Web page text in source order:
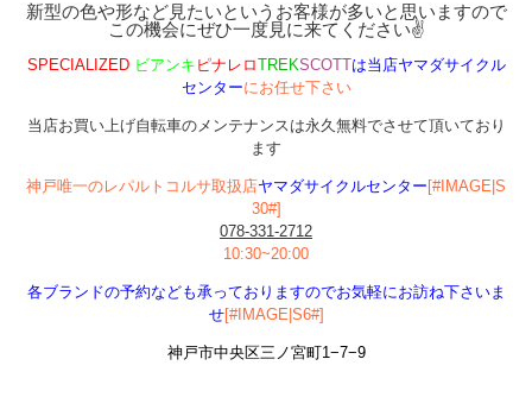
新型の色や形など見たいというお客様が多いと思いますので
この機会にぜひ一度見に来てください✌️
SPECIALIZEDビアンキ ピナレロTREKSCOTTは当店ヤマダサイクル
センターにお任せ下さい
当店お買い上げ自転車のメンテナンスは永久無料でさせて頂いており
ます
神戸唯一のレパルトコルサ取扱店ヤマダサイクルセンター [#IMAGE|S
30#]
078-331-2712
10:30~20:00
各ブランドの予約なども承っておりますのでお気軽にお訪ね下さいま
せ[#IMAGE|S6#]
神戸市中央区三ノ宮町1−7−9